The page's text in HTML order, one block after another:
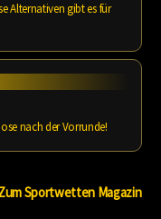
Alternativen gibt es für
nach der Vorrunde!
Sportwetten Magazin